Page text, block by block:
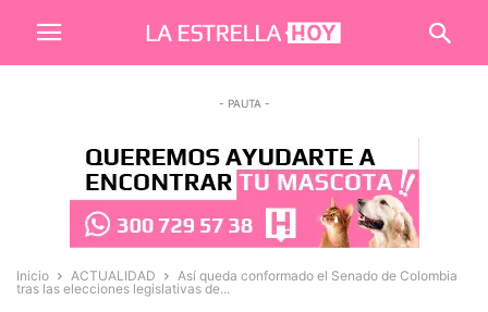
- PAUTA -
Inicio ACTUALIDAD
Así queda conformado el Senado de Colombia
tras las elecciones legislativas de...